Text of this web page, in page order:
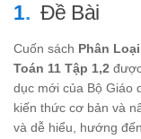
Đề Bài
Cuốn sách Phân
Toán 11 Tập 1,2
dục mới của Bộ Giáo
kiến thức cơ bản và
và dễ hiểu, hướng